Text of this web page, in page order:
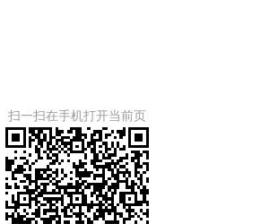
扫一扫在手机打开当前页